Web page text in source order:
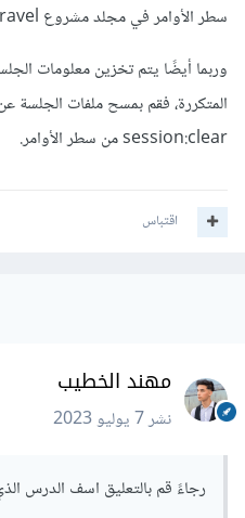
سطر الأوامر في مجلد مشروع Laravel.
وربما أيضًا يتم تخزين معلومات
session:clear من سطر الأوامر.
اقتباس
مهند الخطيب
نشر7 يوليو 2023
رجاءً قم بالتعليق اسف الدرس